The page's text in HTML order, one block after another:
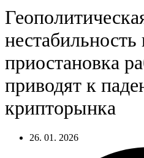
нестабильность
приостановка
приводят к
крипторынка
26. 01. 2026